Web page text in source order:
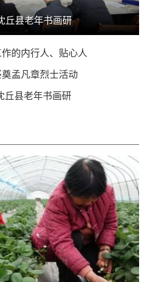
县老年书画研
的内行人、贴心人
孟凡章烈士活动
县老年书画研